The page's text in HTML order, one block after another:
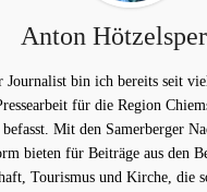
Anton
Journalist bin ich bereits seit
für die Region
Mit den Samerberger
bieten für Beiträge aus den
Tourismus und Kirche, die